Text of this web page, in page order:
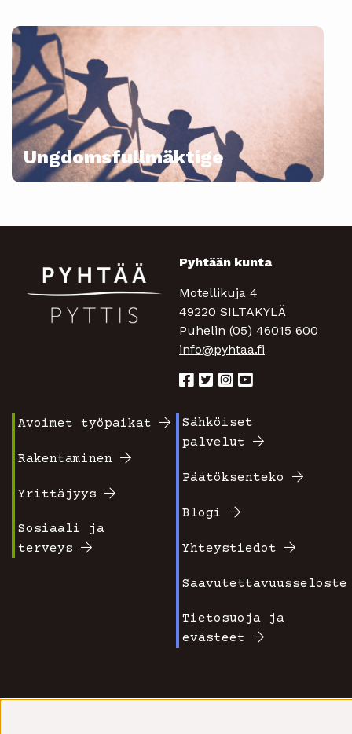
Ungdomsfullmäktige
Pyhtään kunta
Motellikuja 4
49220 SILTAKYLÄ
Puhelin (05) 46015 600
info@pyhtaa.fi
valikko
Avoimet työpaikat
Rakentaminen
Yrittäjyys
Sosiaali ja
terveys
Footer
2
Sähköiset
palvelut
Päätöksenteko
Blogi
Yhteystiedot
Saavutettavuusseloste
Tietosuoja ja
evästeet